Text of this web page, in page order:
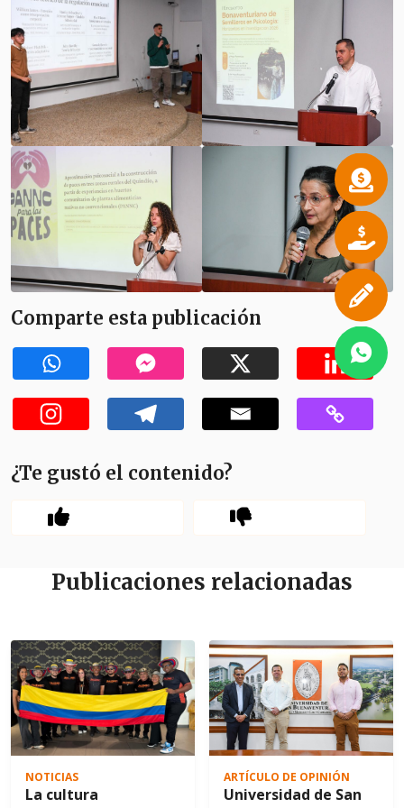
Comparte esta publicación
¿Te gustó el contenido?
Publicaciones relacionadas
NOTICIAS
La cultura
ARTÍCULO DE OPINIÓN
Universidad de San